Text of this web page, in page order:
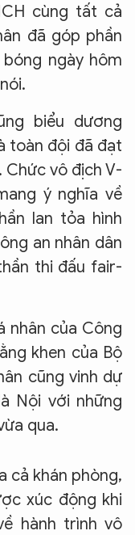
cùng tất cả
đã góp phần
ngày hôm
biểu dương
toàn đội đã đạt
vô địch V-
ý nghĩa về
lan tỏa hình
an nhân dân
thi đấu fair-
nhân của Công
khen của Bộ
cũng vinh dự
Nội với những
qua.​
cả khán phòng,
xúc động khi
hành trình vô